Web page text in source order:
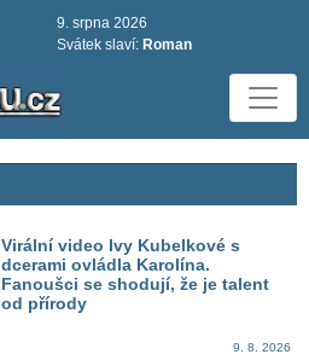
9. srpna 2026
Svátek slaví: Roman
Virální video Ivy Kubelkové s
dcerami ovládla Karolína.
Fanoušci se shodují, že je talent
od přírody
9. 8. 2026